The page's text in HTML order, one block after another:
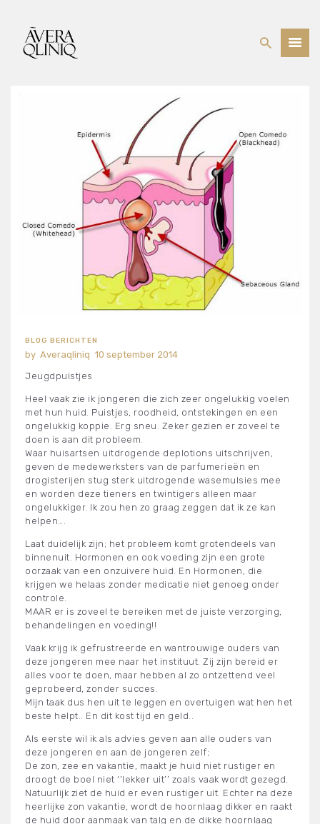
BEHANDELINGEN
PRIJSLIJST
WEBSHOP
OVER ONS
BLOG BERICHTEN
Averaqliniq 10 september 2014
Jeugdpuistjes
Heel vaak zie ik jongeren die zich zeer ongelukkig voelen
met hun huid. Puistjes, roodheid, ontstekingen en een
ongelukkig koppie. Erg sneu. Zeker gezien er zoveel te
doen is aan dit probleem.
Waar huisartsen uitdrogende deplotions uitschrijven,
geven de medewerksters van de parfumerieën en
drogisterijen stug sterk uitdrogende wasemulsies mee
en worden deze tieners en twintigers alleen maar
ongelukkiger. Ik zou hen zo graag zeggen dat ik ze kan
helpen….
Laat duidelijk zijn; het probleem komt grotendeels van
binnenuit. Hormonen en ook voeding zijn een grote
oorzaak van een onzuivere huid. En Hormonen, die
krijgen we helaas zonder medicatie niet genoeg onder
controle.
MAAR er is zoveel te bereiken met de juiste verzorging,
behandelingen en voeding!!
Vaak krijg ik gefrustreerde en wantrouwige ouders van
deze jongeren mee naar het instituut. Zij zijn bereid er
alles voor te doen, maar hebben al zo ontzettend veel
geprobeerd, zonder succes.
Mijn taak dus hen uit te leggen en overtuigen wat hen het
beste helpt.. En dit kost tijd en geld..
Als eerste wil ik als advies geven aan alle ouders van
deze jongeren en aan de jongeren zelf;
De zon, zee en vakantie, maakt je huid niet rustiger en
droogt de boel niet ‘’lekker uit’’ zoals vaak wordt gezegd.
Natuurlijk ziet de huid er even rustiger uit. Echter na deze
heerlijke zon vakantie, wordt de hoornlaag dikker en raakt
de huid door aanmaak van talg en de dikke hoornlaag